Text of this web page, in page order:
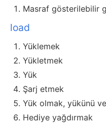
Masraf gösterilebilir
load
Yüklemek
Yükletmek
Yük
Şarj etmek
Yük olmak, yükünü
Hediye yağdırmak